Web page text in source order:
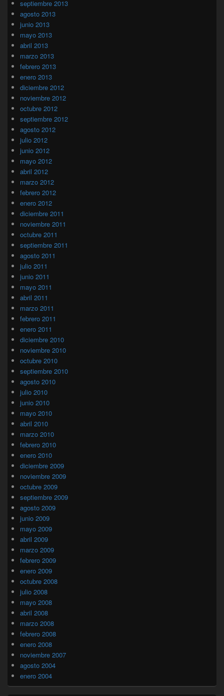
septiembre 2013
agosto 2013
junio 2013
mayo 2013
abril 2013
marzo 2013
febrero 2013
enero 2013
diciembre 2012
noviembre 2012
octubre 2012
septiembre 2012
agosto 2012
julio 2012
junio 2012
mayo 2012
abril 2012
marzo 2012
febrero 2012
enero 2012
diciembre 2011
noviembre 2011
octubre 2011
septiembre 2011
agosto 2011
julio 2011
junio 2011
mayo 2011
abril 2011
marzo 2011
febrero 2011
enero 2011
diciembre 2010
noviembre 2010
octubre 2010
septiembre 2010
agosto 2010
julio 2010
junio 2010
mayo 2010
abril 2010
marzo 2010
febrero 2010
enero 2010
diciembre 2009
noviembre 2009
octubre 2009
septiembre 2009
agosto 2009
junio 2009
mayo 2009
abril 2009
marzo 2009
febrero 2009
enero 2009
octubre 2008
julio 2008
mayo 2008
abril 2008
marzo 2008
febrero 2008
enero 2008
noviembre 2007
agosto 2004
enero 2004